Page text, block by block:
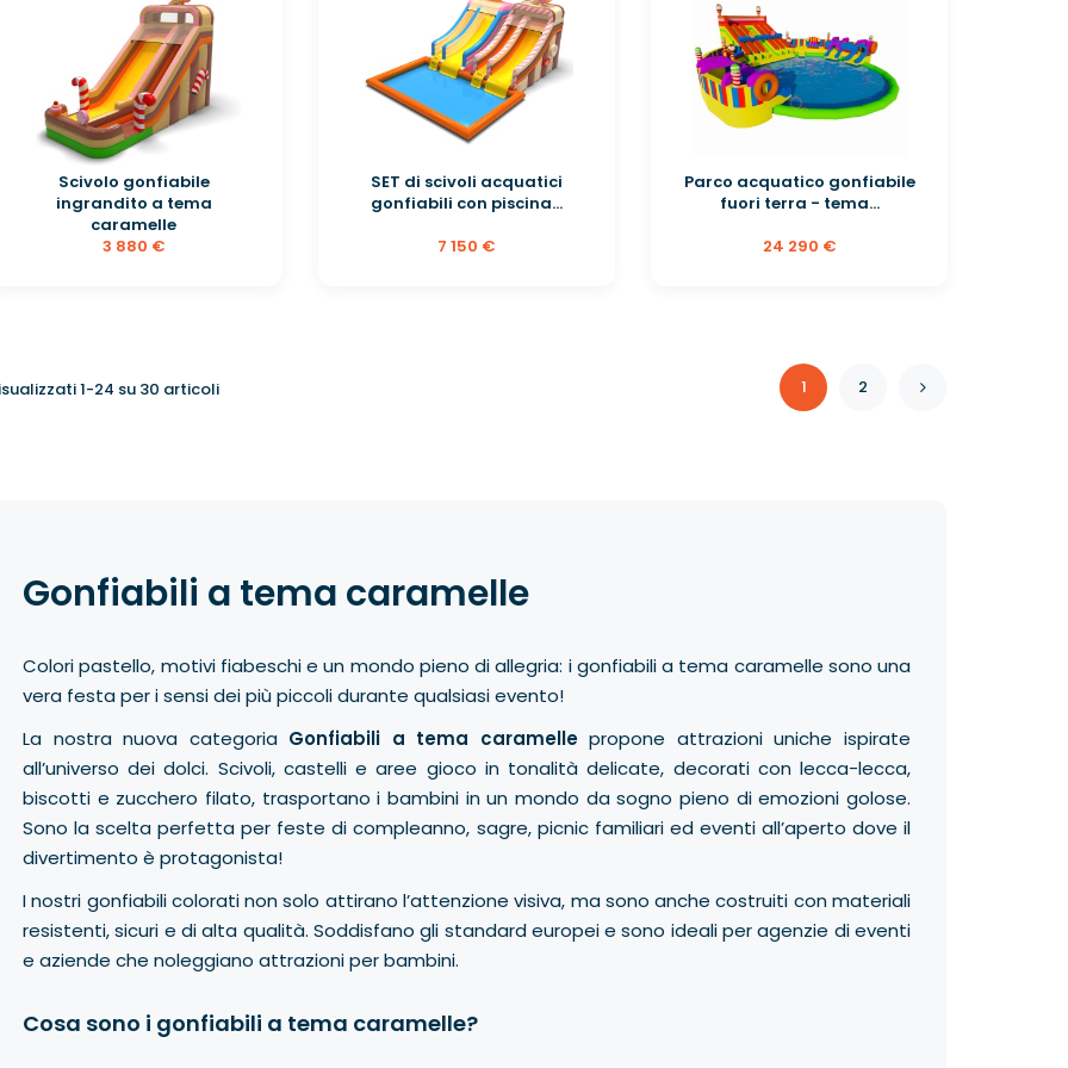
Scivolo gonfiabile
ingrandito a tema
caramelle
3 880 €
SET di scivoli acquatici
gonfiabili con piscina...
7 150 €
Parco acquatico gonfiabile
fuori terra - tema...
24 290 €
1-24 su 30 articoli 1 2
Gonfiabili a tema caramelle
Colori pastello, motivi fiabeschi e un mondo pieno di allegria: i gonfiabili a tema caramelle sono una
vera festa per i sensi dei più piccoli durante qualsiasi evento!
La nostra nuova categoria Gonfiabili a tema caramellepropone attrazioni uniche ispirate
all’universo dei dolci. Scivoli, castelli e aree gioco in tonalità delicate, decorati con lecca-lecca,
biscotti e zucchero filato, trasportano i bambini in un mondo da sogno pieno di emozioni golose.
Sono la scelta perfetta per feste di compleanno, sagre, picnic familiari ed eventi all’aperto dove il
divertimento è protagonista!
I nostri gonfiabili colorati non solo attirano l’attenzione visiva, ma sono anche costruiti con materiali
resistenti, sicuri e di alta qualità. Soddisfano gli standard europei e sono ideali per agenzie di eventi
e aziende che noleggiano attrazioni per bambini.
Cosa sono i gonfiabili a tema caramelle?